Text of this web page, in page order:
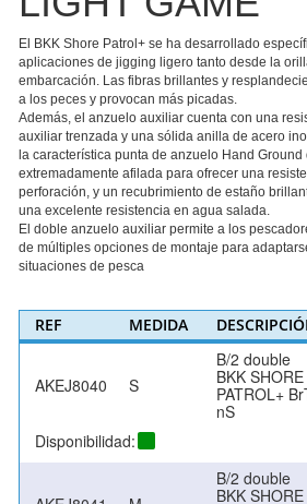
El BKK Shore Patrol+ se ha desarrollado
aplicaciones de jigging ligero tanto desde la
embarcación. Las fibras brillantes y
a los peces y provocan más picadas.
Además, el anzuelo auxiliar cuenta con una
auxiliar trenzada y una sólida anilla de acero
la característica punta de anzuelo Hand Ground
extremadamente afilada para ofrecer una
perforación, y un recubrimiento de estaño
una excelente resistencia en agua salada.
El doble anzuelo auxiliar permite a los
de múltiples opciones de montaje para
situaciones de pesca
REF MEDIDA
AKEJ8040 S
B/2 double
BKK SHORE
PATROL+
nS
Disponibilidad:
B/2 double
BKK SHORE